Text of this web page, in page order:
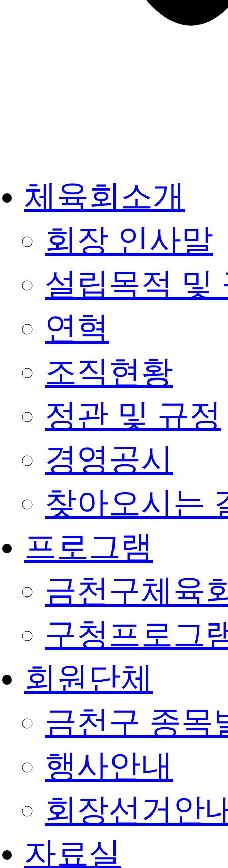
체육회소개
회장 인사말
설립목적 및
연혁
조직현황
정관 및 규정
경영공시
찾아오시는
프로그램
금천구체육
구청프로그
회원단체
금천구 종목
행사안내
회장선거안
자료실